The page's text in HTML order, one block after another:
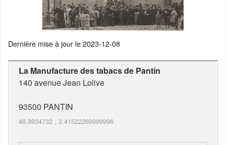
Dernière mise à jour le2023-12-08
La Manufacture des tabacs de Pantin
140 avenue Jean Lolive
93500 PANTIN
48.8934732 , 2.41522269999996